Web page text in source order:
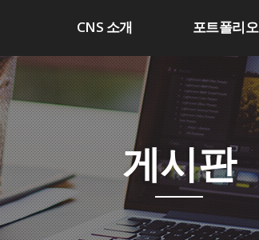
CNS 소개 포트폴리오
게시판